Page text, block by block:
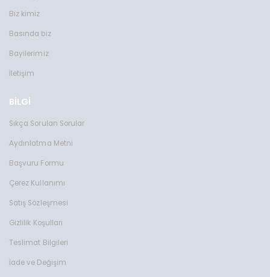
Biz kimiz
Basında biz
Bayilerimiz
İletişim
BİLGİ
Sıkça Sorulan Sorular
Aydınlatma Metni
Başvuru Formu
Çerez Kullanımı
Satış Sözleşmesi
Gizlilik Koşulları
Teslimat Bilgileri
İade ve Değişim